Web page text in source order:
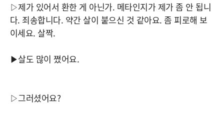
▷제가 있어서 환한 게 아닌가. 메타인지가 제가 좀 안 됩니
다. 죄송합니다. 약간 살이 붙으신 것 같아요. 좀 피로해 보
이세요. 살짝.
▶살도 많이 쪘어요.
▷그러셨어요?